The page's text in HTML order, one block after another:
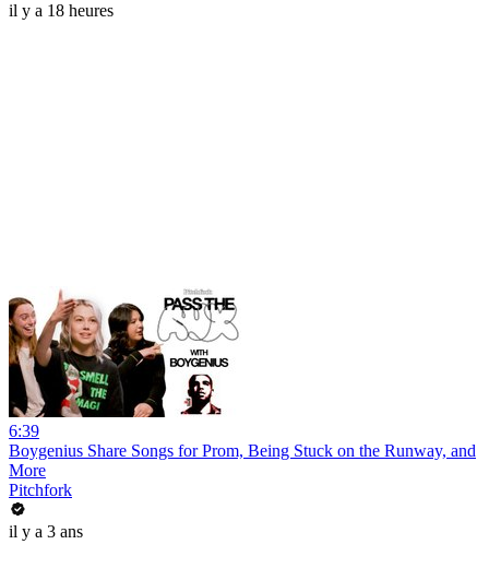
il y a 18 heures
6:39
Boygenius Share Songs for Prom, Being Stuck on the Runway, and
More
Pitchfork
il y a 3 ans